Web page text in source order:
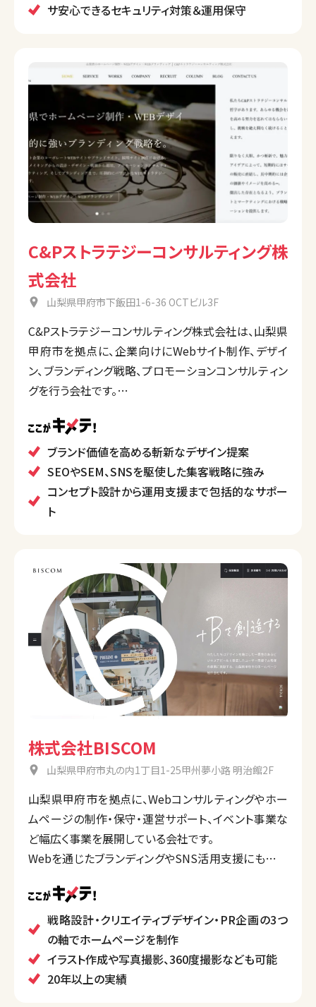
サ安心できるセキュリティ対策＆運用保守
C&Pストラテジーコンサルティング株
式会社
山梨県甲府市下飯田1-6-36 OCTビル3F
C&Pストラテジーコンサルティング株式会社は、山梨県
甲府市を拠点に、企業向けにWebサイト制作、デザイ
ン、ブランディング戦略、プロモーションコンサルティン
グを行う会社です。
グから運用まで包括的なサービスを提供しています。
SEOやマーケティングに精通し、個々のブランド特性に
応じたデザイン・ブランディングを強みとしています。
ブランド価値を高める斬新なデザイン提案
SEOやSEM、SNSを駆使した集客戦略に強み
コンセプト設計から運用支援まで包括的なサポー
ト
株式会社BISCOM
山梨県甲府市丸の内1丁目1-25甲州夢小路 明治館2F
山梨県甲府市を拠点に、Webコンサルティングやホー
ムページの制作・保守・運営サポート、イベント事業な
ど幅広く事業を展開している会社です。
Webを通じたブランディングやSNS活用支援にも強み
としており、企画からホームページ制作、印刷物制作、
イベント会場の演出、メディアでの告知などまでトータ
ルで支援することが魅力です。
戦略設計・クリエイティブデザイン・PR企画の3つ
の軸でホームページを制作
イラスト作成や写真撮影、360度撮影なども可能
20年以上の実績